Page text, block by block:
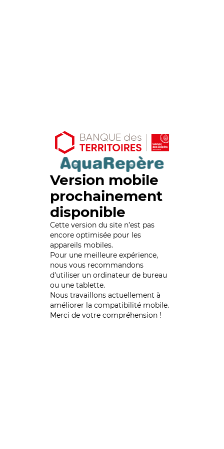
Version mobile
prochainement
disponible
Cette version du site n’est pas
encore optimisée pour les
appareils mobiles.
Pour une meilleure expérience,
nous vous recommandons
d'utiliser un ordinateur de bureau
ou une tablette.
Nous travaillons actuellement à
améliorer la compatibilité mobile.
Merci de votre compréhension !